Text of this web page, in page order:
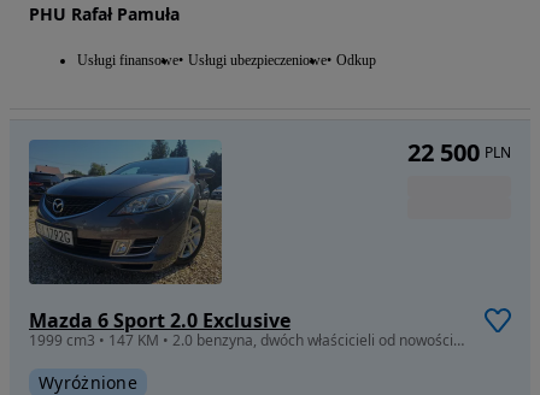
PHU Rafał Pamuła
Usługi finansowe Usługi ubezpieczeniowe Odkup
Mazda 6 Sport 2.0 Exclusive
1999 cm3 • 147 KM • 2.0 benzyna, dwóch właścicieli od nowości, 2010 r.
Wyróżnione
22 500 PLN